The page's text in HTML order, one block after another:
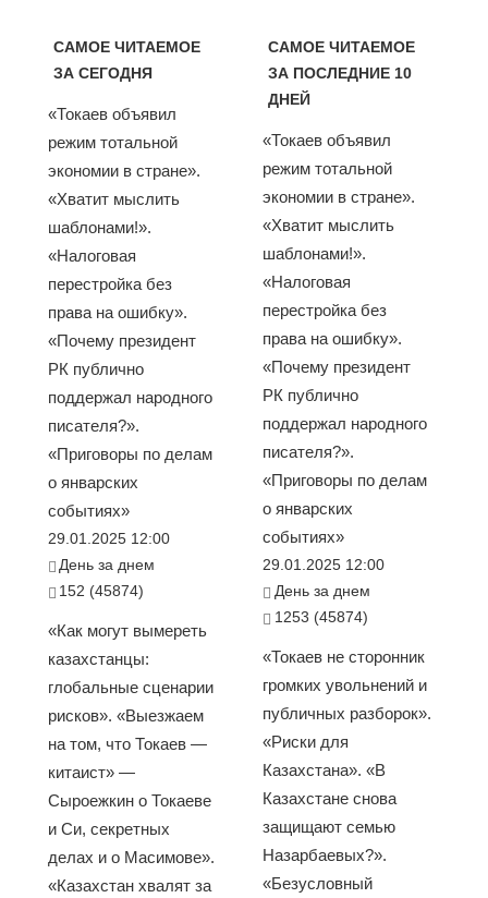
САМОЕ ЧИТАЕМОЕ
ЗА СЕГОДНЯ
«Токаев объявил
режим тотальной
экономии в стране».
«Хватит мыслить
шаблонами!».
«Налоговая
перестройка без
права на ошибку».
«Почему президент
РК публично
поддержал народного
писателя?».
«Приговоры по делам
о январских
событиях»
29.01.2025 12:00
День за днем
152 (45874)
«Как могут вымереть
казахстанцы:
глобальные сценарии
рисков». «Выезжаем
на том, что Токаев —
китаист» —
Сыроежкин о Токаеве
и Си, секретных
делах и о Масимове».
«Казахстан хвалят за
САМОЕ ЧИТАЕМОЕ
ЗА ПОСЛЕДНИЕ 10
ДНЕЙ
«Токаев объявил
режим тотальной
экономии в стране».
«Хватит мыслить
шаблонами!».
«Налоговая
перестройка без
права на ошибку».
«Почему президент
РК публично
поддержал народного
писателя?».
«Приговоры по делам
о январских
событиях»
29.01.2025 12:00
День за днем
1253 (45874)
«Токаев не сторонник
громких увольнений и
публичных разборок».
«Риски для
Казахстана». «В
Казахстане снова
защищают семью
Назарбаевых?».
«Безусловный